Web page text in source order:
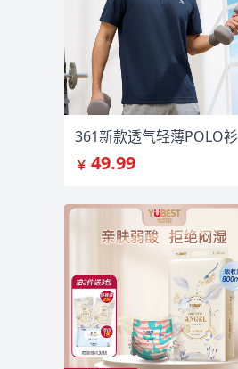
361新款透气轻薄POLO衫
￥ 49.99